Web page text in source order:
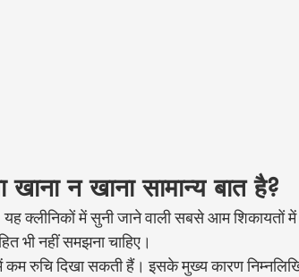
खाना न खाना सामान्य बात है?
यह क्लीनिकों में सुनी जाने वाली सबसे आम
भी नहीं समझना चाहिए।
रुचि दिखा सकती हैं। इसके मुख्य कारण